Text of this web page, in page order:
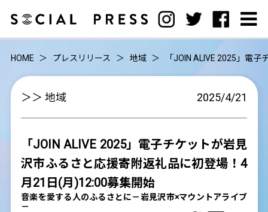
HOME プレスリリース 地域 「JOIN ALIVE 2025」電
＞＞ 地域 2025/4/21
「JOIN ALIVE 2025」電子チケットが岩見
沢市ふるさと応援寄附返礼品に初登場！4
月21日(月)12:00募集開始
音楽を愛する人のふるさとに－岩見沢市×マウントアライブ
－